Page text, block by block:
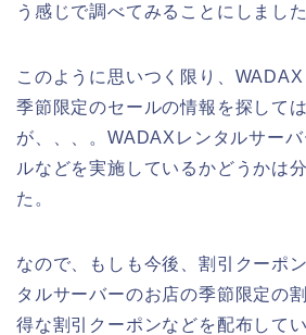
う感じで調べてみることにしました
このように思いつく限り、
季節限定のセールの情報を探して
が、、、。WADAXレンタルサー
ルなどを実施しているかどうかは
た。
なので、もしも今後、割引クーポ
タルサーバーのお店の季節限定の
得な割引クーポンなどを配布して